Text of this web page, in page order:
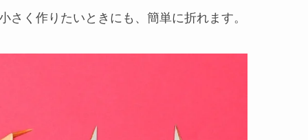
く作りたいときにも、簡単に折れます。